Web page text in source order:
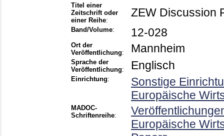
Titel einer
Zeitschrift oder
einer Reihe:
ZEW Discussion
Band/Volume: 12-028
Ort der
Veröffentlichung: Mannheim
Sprache der
Veröffentlichung: Englisch
Einrichtung:
Sonstige
Europäische
MADOC-
Schriftenreihe:
Europäische